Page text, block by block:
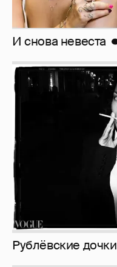
И снова невеста
Рублёвские дочки